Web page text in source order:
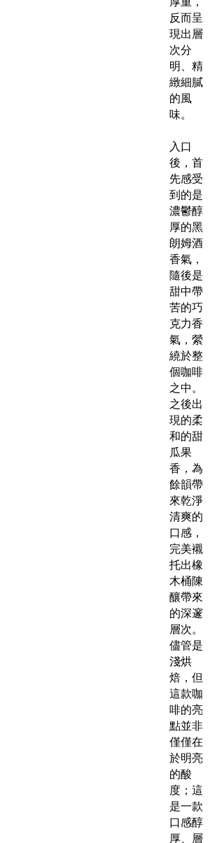
反而呈
現出層
次分
明、精
緻細膩
的風
味。
入口
後，首
先感受
到的是
濃鬱醇
厚的黑
朗姆酒
香氣，
隨後是
甜中帶
苦的巧
克力香
氣，縈
繞於整
個咖啡
之中。
之後出
現的柔
和的甜
瓜果
香，為
餘韻帶
來乾淨
清爽的
口感，
完美襯
托出橡
木桶陳
釀帶來
的深邃
層次。
儘管是
淺烘
焙，但
這款咖
啡的亮
點並非
僅僅在
於明亮
的酸
度；這
是一款
口感醇
厚、層